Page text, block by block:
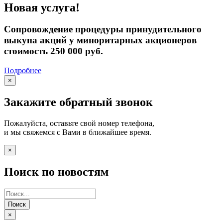
Новая услуга!
Сопровождение процедуры принудительного
выкупа акций у миноритарных акционеров
стоимость 250 000 руб.
Подробнее
×
Закажите обратный звонок
Пожалуйста, оставьте свой номер телефона,
и мы свяжемся с Вами в ближайшее время.
×
Поиск по новостям
Поиск
×